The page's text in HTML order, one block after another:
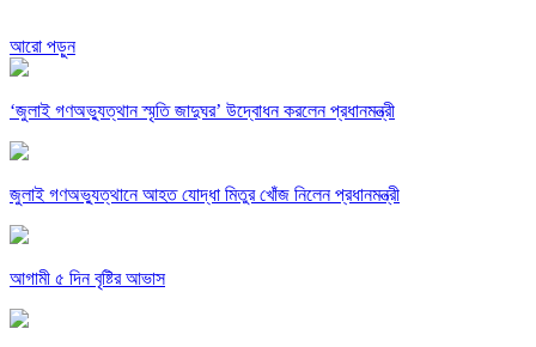
আরো পড়ুন
‘জুলাই গণঅভ্যুত্থান স্মৃতি জাদুঘর’ উদ্বোধন করলেন প্রধানমন্ত্রী
জুলাই গণঅভ্যুত্থানে আহত যোদ্ধা মিতুর খোঁজ নিলেন প্রধানমন্ত্রী
আগামী ৫ দিন বৃষ্টির আভাস